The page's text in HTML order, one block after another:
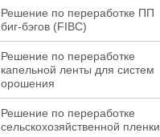
Решение по переработке ПП
биг-бэгов (FIBC)
Решение по переработке
капельной ленты для систем
орошения
Решение по переработке
сельскохозяйственной пленки